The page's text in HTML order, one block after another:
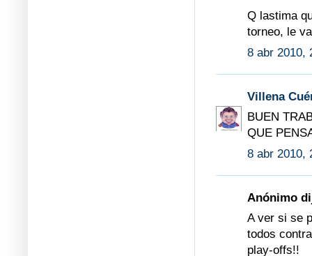
Q lastima
torneo, le
8 abr 2010,
Villena
BUEN
QUE
8 abr 2010,
Anónimo
A ver si se
todos
play-offs!!